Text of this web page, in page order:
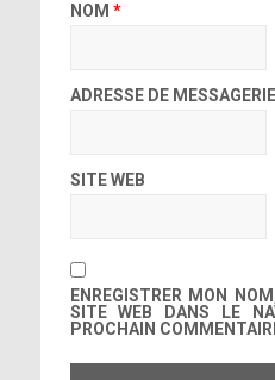
NOM *
ADRESSE DE MESSAGERIE
SITE WEB
ENREGISTRER MON
SITE WEB DANS LE
PROCHAIN